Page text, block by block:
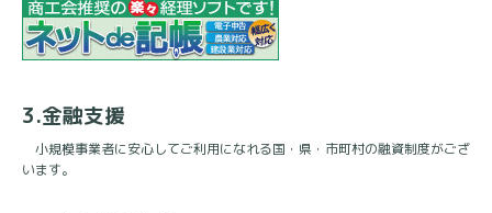
3.金融支援
小規模事業者に安心してご利用になれる国・県・市町村の融資制度がござ
います。